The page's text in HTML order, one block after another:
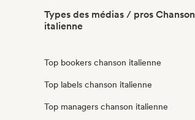
Types des médias / pros Chanson
italienne
Top bookers chanson italienne
Top labels chanson italienne
Top managers chanson italienne